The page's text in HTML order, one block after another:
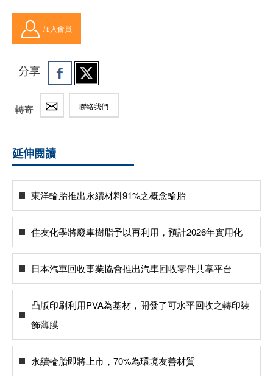
加入會員
分享
轉寄 聯絡我們
延伸閱讀
東洋輪胎推出永續材料91%之概念輪胎
住友化學將廢車樹脂予以再利用，預計2026年實用化
日本汽車回收事業協會推出汽車回收零件共享平台
凸版印刷利用PVA為基材，開發了可水平回收之轉印裝
飾薄膜
永續輪胎即將上市，70%為環境友善材質